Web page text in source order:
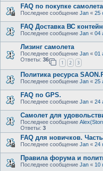
FAQ по покупке самолета
Последнее сообщение Jan « 25
FAQ Доставка ВС
Последнее сообщение Jan « 04
Лизинг самолета
Последнее сообщение Jan « 01
Ответы: 36
1 2 3
Политика ресурса
Последнее сообщение Jan « 25
FAQ по GPS.
Последнее сообщение Jan « 24
Самолет для
Последнее сообщение
Ответы: 3
FAQ для новичков.
Последнее сообщение Jan « 24
Правила форума и
Последнее сообщение Jan « 10